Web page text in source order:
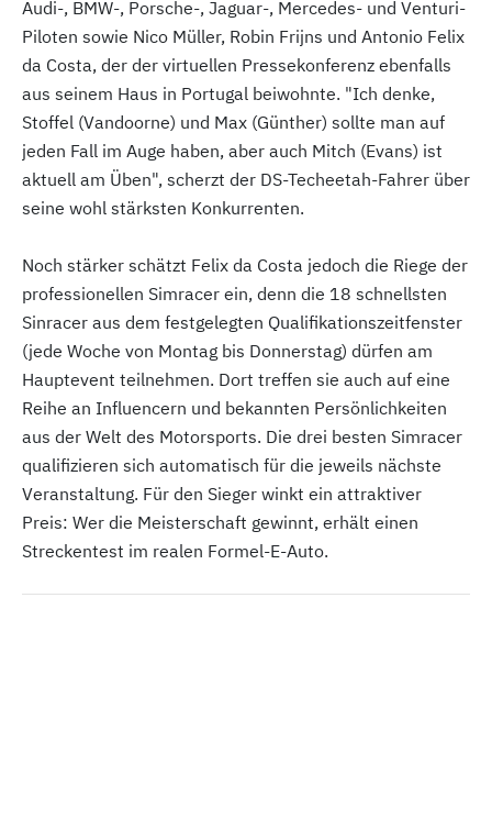
Audi-, BMW-, Porsche-, Jaguar-, Mercedes- und Venturi-
Piloten sowie Nico Müller, Robin Frijns und Antonio Felix
da Costa, der der virtuellen Pressekonferenz ebenfalls
aus seinem Haus in Portugal beiwohnte. "Ich denke,
Stoffel (Vandoorne) und Max (Günther) sollte man auf
jeden Fall im Auge haben, aber auch Mitch (Evans) ist
aktuell am Üben", scherzt der DS-Techeetah-Fahrer über
seine wohl stärksten Konkurrenten.
Noch stärker schätzt Felix da Costa jedoch die Riege der
professionellen Simracer ein, denn die 18 schnellsten
Sinracer aus dem festgelegten Qualifikationszeitfenster
(jede Woche von Montag bis Donnerstag) dürfen am
Hauptevent teilnehmen. Dort treffen sie auch auf eine
Reihe an Influencern und bekannten Persönlichkeiten
aus der Welt des Motorsports. Die drei besten Simracer
qualifizieren sich automatisch für die jeweils nächste
Veranstaltung. Für den Sieger winkt ein attraktiver
Preis: Wer die Meisterschaft gewinnt, erhält einen
Streckentest im realen Formel-E-Auto.